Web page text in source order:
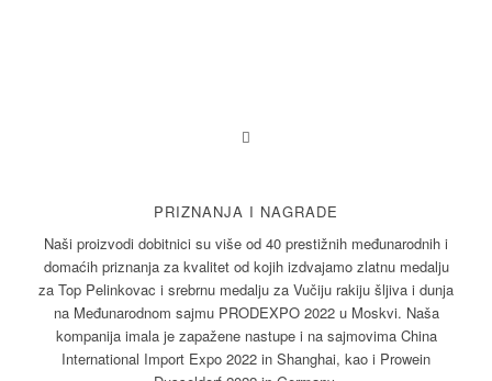
PRIZNANJA I NAGRADE
Naši proizvodi dobitnici su više od 40 prestižnih međunarodnih i
domaćih priznanja za kvalitet od kojih izdvajamo zlatnu medalju
za Top Pelinkovac i srebrnu medalju za Vučiju rakiju šljiva i dunja
na Međunarodnom sajmu PRODEXPO 2022 u Moskvi. Naša
kompanija imala je zapažene nastupe i na sajmovima China
International Import Expo 2022 in Shanghai, kao i Prowein